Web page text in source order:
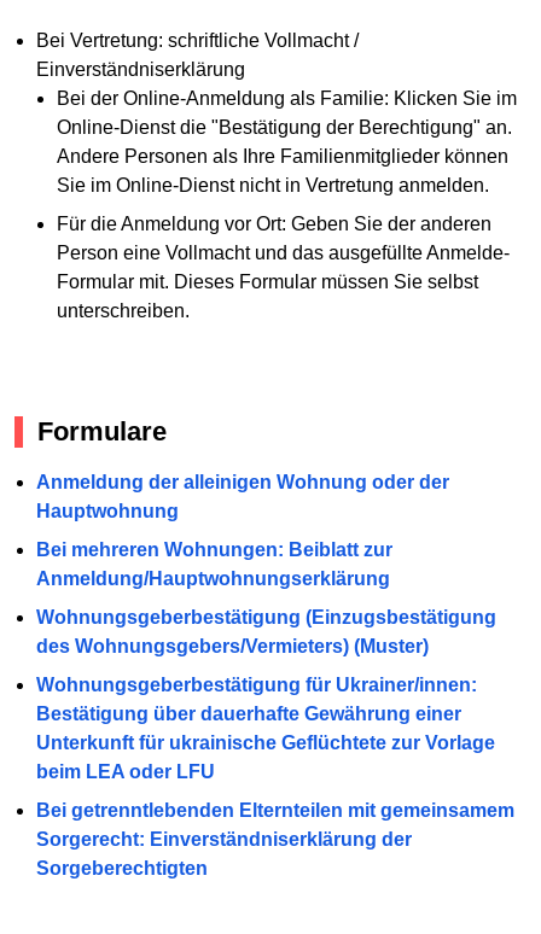
Bei Vertretung: schriftliche Vollmacht /
Einverständniserklärung
Bei der Online-Anmeldung als Familie: Klicken Sie im
Online-Dienst die "Bestätigung der Berechtigung" an.
Andere Personen als Ihre Familienmitglieder können
Sie im Online-Dienst nicht in Vertretung anmelden.
Für die Anmeldung vor Ort: Geben Sie der anderen
Person eine Vollmacht und das ausgefüllte Anmelde-
Formular mit. Dieses Formular müssen Sie selbst
unterschreiben.
Formulare
Anmeldung der alleinigen Wohnung oder der
Hauptwohnung
Bei mehreren Wohnungen: Beiblatt zur
Anmeldung/Hauptwohnungserklärung
Wohnungsgeberbestätigung (Einzugsbestätigung
des Wohnungsgebers/Vermieters) (Muster)
Wohnungsgeberbestätigung für Ukrainer/innen:
Bestätigung über dauerhafte Gewährung einer
Unterkunft für ukrainische Geflüchtete zur Vorlage
beim LEA oder LFU
Bei getrenntlebenden Elternteilen mit gemeinsamem
Sorgerecht: Einverständniserklärung der
Sorgeberechtigten